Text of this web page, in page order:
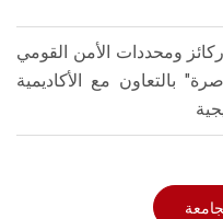
ومحددات الأمن القومي
بالتعاون مع الأكاديمية